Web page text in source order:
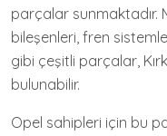
parçalar sunmaktadır.
bileşenleri, fren
gibi çeşitli parçalar,
bulunabilir.
Opel sahipleri için bu